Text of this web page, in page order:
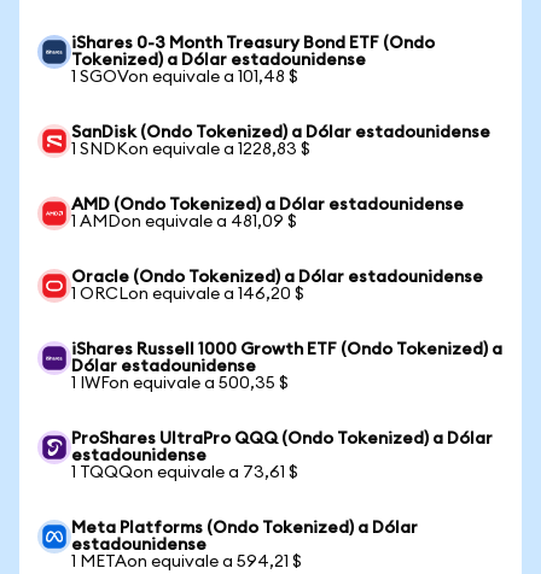
iShares 0-3 Month Treasury Bond ETF (Ondo
Tokenized) a Dólar estadounidense
1 SGOVon equivale a 101,48 $
SanDisk (Ondo Tokenized) a Dólar estadounidense
1 SNDKon equivale a 1228,83 $
AMD (Ondo Tokenized) a Dólar estadounidense
1 AMDon equivale a 481,09 $
Oracle (Ondo Tokenized) a Dólar estadounidense
1 ORCLon equivale a 146,20 $
iShares Russell 1000 Growth ETF (Ondo Tokenized) a
Dólar estadounidense
1 IWFon equivale a 500,35 $
ProShares UltraPro QQQ (Ondo Tokenized) a Dólar
estadounidense
1 TQQQon equivale a 73,61 $
Meta Platforms (Ondo Tokenized) a Dólar
estadounidense
1 METAon equivale a 594,21 $